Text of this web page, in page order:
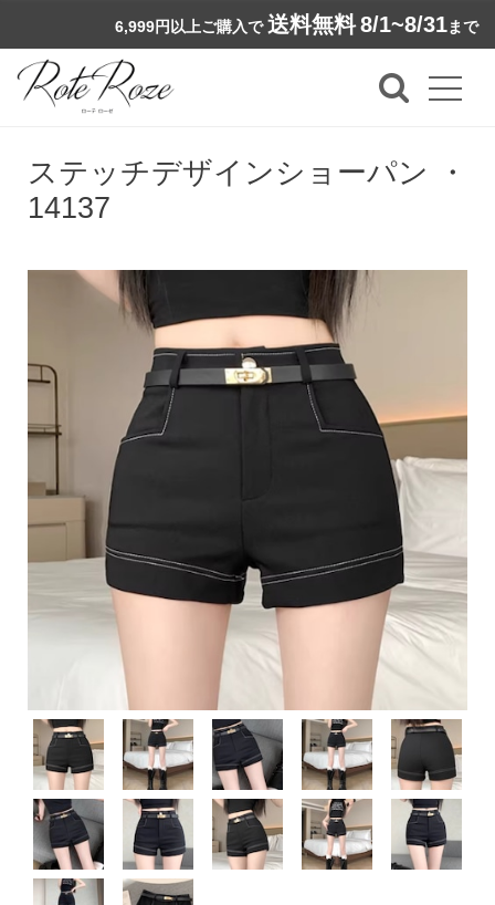
6,999円以上ご購入で 送料無料8/1~8/31まで
ステッチデザインショーパン ・
14137